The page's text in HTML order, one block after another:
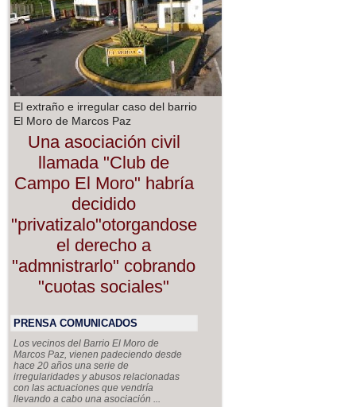
El extraño e irregular caso del barrio
El Moro de Marcos Paz
Una asociación civil
llamada "Club de
Campo El Moro" habría
decidido
"privatizalo"otorgandose
el derecho a
"admnistrarlo" cobrando
"cuotas sociales"
PRENSA COMUNICADOS
Los vecinos del Barrio El Moro de
Marcos Paz, vienen padeciendo desde
hace 20 años una serie de
irregularidades y abusos relacionadas
con las actuaciones que vendría
llevando a cabo una asociación ...